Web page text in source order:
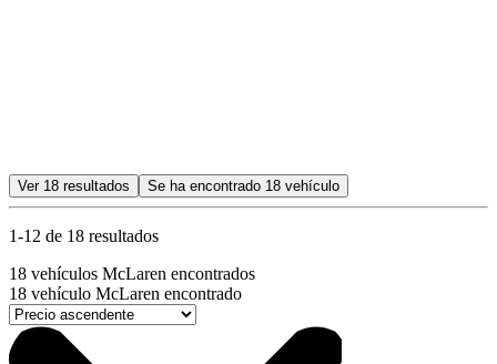
Ver 18 resultados Se ha encontrado 18 vehículo
1-12 de 18 resultados
18 vehículos McLaren encontrados
18 vehículo McLaren encontrado